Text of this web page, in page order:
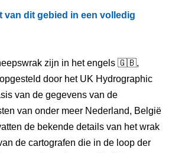
van dit gebied in een volledig
zijn in het engels 🇬🇧,
door het UK Hydrographic
van de gegevens van de
van onder meer Nederland, België
de bekende details van het wrak
de cartografen die in de loop der